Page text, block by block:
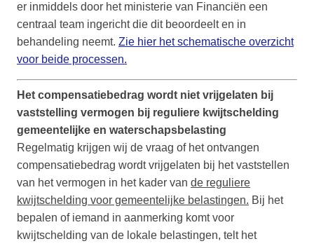
er inmiddels door het ministerie van Financiën een
centraal team ingericht die dit beoordeelt en in
behandeling neemt. Zie hier het schematische overzicht
voor beide processen.
Het compensatiebedrag wordt niet vrijgelaten bij
vaststelling vermogen bij reguliere kwijtschelding
gemeentelijke en waterschapsbelasting
Regelmatig krijgen wij de vraag of het ontvangen
compensatiebedrag wordt vrijgelaten bij het vaststellen
van het vermogen in het kader van de reguliere
kwijtschelding voor gemeentelijke belastingen. Bij het
bepalen of iemand in aanmerking komt voor
kwijtschelding van de lokale belastingen, telt het